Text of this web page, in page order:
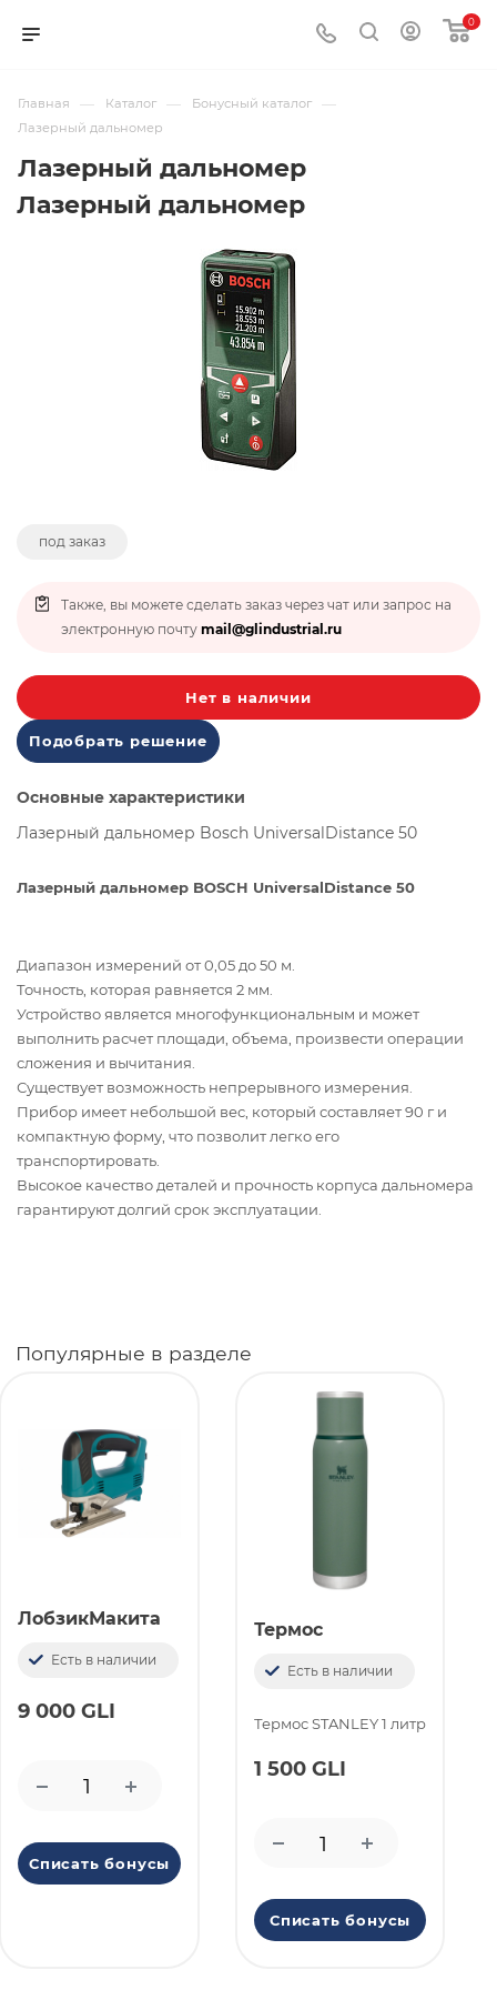
0
Главная — Каталог — Бонусный каталог —
Лазерный дальномер
Лазерный дальномер
Лазерный дальномер
под заказ
Также, вы можете сделать заказ через чат или запрос на
электронную почту mail@glindustrial.ru
Нет в наличии
Подобрать решение
Основные характеристики
Лазерный дальномер Bosch UniversalDistance 50
Лазерный дальномер BOSCH UniversalDistance 50
Диапазон измерений от 0,05 до 50 м.
Точность, которая равняется 2 мм.
Устройство является многофункциональным и может
выполнить расчет площади, объема, произвести операции
сложения и вычитания.
Существует возможность непрерывного измерения.
Прибор имеет небольшой вес, который составляет 90 г и
компактную форму, что позволит легко его
транспортировать.
Высокое качество деталей и прочность корпуса дальномера
гарантируют долгий срок эксплуатации.
Популярные в разделе
ЛобзикМакита
Есть в наличии
9 000 GLI
Списать бонусы
Термос
Есть в наличии
Термоc STANLEY 1 литр
1 500 GLI
Списать бонусы